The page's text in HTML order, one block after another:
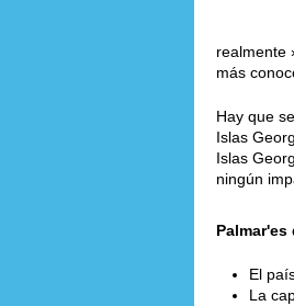
realmente
más
Hay que
Islas
Islas
ningún
Palmar'es
El
La